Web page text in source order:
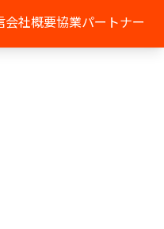
会社概要協業パートナー